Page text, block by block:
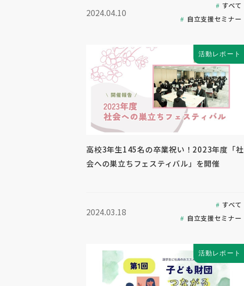
2024.04.10
すべて
自立支援セミナー
活動レポート
高校3年生145名の卒業祝い！2023年度「社
会への巣立ちフェスティバル」を開催
2024.03.18
すべて
自立支援セミナー
活動レポート